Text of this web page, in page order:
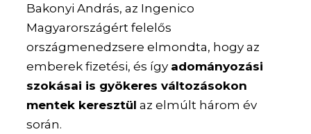
Bakonyi András, az Ingenico
Magyarországért felelős
országmenedzsere elmondta, hogy az
emberek fizetési, és így adományozási
szokásai is gyökeres változásokon
mentek keresztül az elmúlt három év
során.